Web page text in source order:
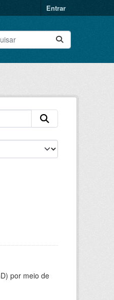
Entrar
por meio de